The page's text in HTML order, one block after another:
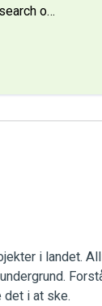
o…
i landet.
det i at ske.